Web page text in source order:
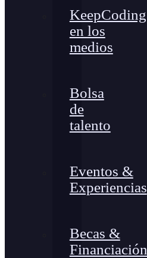
KeepCoding
en los
medios
Bolsa
de
talento
Eventos &
Experiencias
Becas &
Financiación